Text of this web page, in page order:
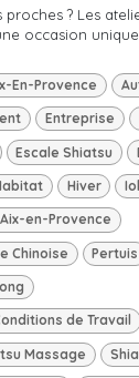
? Les
occasion
En-Provence
Entreprise
Escale Shiatsu
Hiver
en-Provence
Chinoise Pertuis
de Travail
Massage